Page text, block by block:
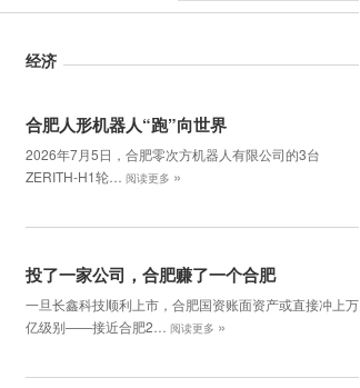
经济
合肥人形机器人“跑”向世界
2026年7月5日，合肥零次方机器人有限公司的3台
ZERITH-H1轮…
阅读更多 »
投了一家公司，合肥赚了一个合肥
一旦长鑫科技顺利上市，合肥国资账面资产或直接冲上万
亿级别——接近合肥2…
阅读更多 »